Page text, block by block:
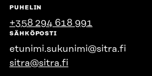
PUHELIN
+358 294 618 991
SÄHKÖPOSTI
etunimi.sukunimi@sitra.fi
sitra@sitra.fi